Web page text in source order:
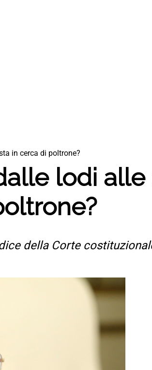
in cerca di poltrone?
lodi
della Corte